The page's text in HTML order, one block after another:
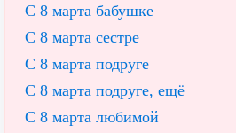
С 8 марта бабушке
С 8 марта сестре
С 8 марта подруге
С 8 марта подруге, ещё
С 8 марта любимой